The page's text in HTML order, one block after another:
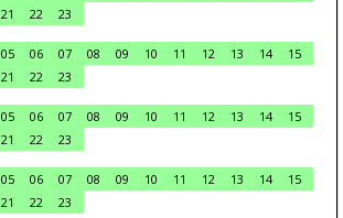
21 22
23
05 06 07 08 09 10 11 12 13 14
15
21 22
23
05 06 07 08 09 10 11 12 13 14
15
21 22
23
05 06 07 08 09 10 11 12 13 14
15
21 22
23